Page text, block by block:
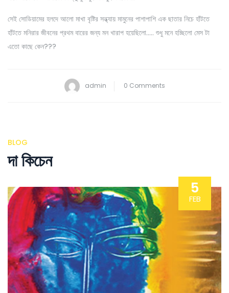
সেই সোডিয়ামের হলদে আলো মাখা বৃষ্টির সন্ধ্যায় মামুনের পাশাপাশি এক ছাতার নিচে হাঁটতে
হাঁটতে মনিরার জীবনের প্রথম বারের জন্য মন খারাপ হয়েছিলো….. শুধু মনে হচ্ছিলো মেস টা
এতো কাছে কেন???
admin 0 Comments
BLOG
দা কিচেন
5
FEB